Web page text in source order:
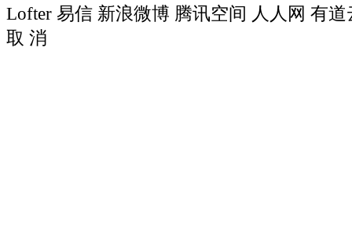
Lofter 易信 新浪微博 腾讯空间 人人网 有道
取 消